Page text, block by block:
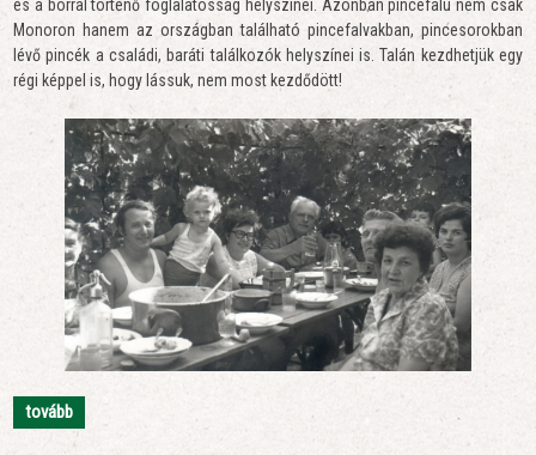
és a borral történő foglalatosság helyszínei. Azonban pincefalu nem csak
Monoron hanem az országban található pincefalvakban, pincesorokban
lévő pincék a családi, baráti találkozók helyszínei is. Talán kezdhetjük egy
régi képpel is, hogy lássuk, nem most kezdődött!
tovább